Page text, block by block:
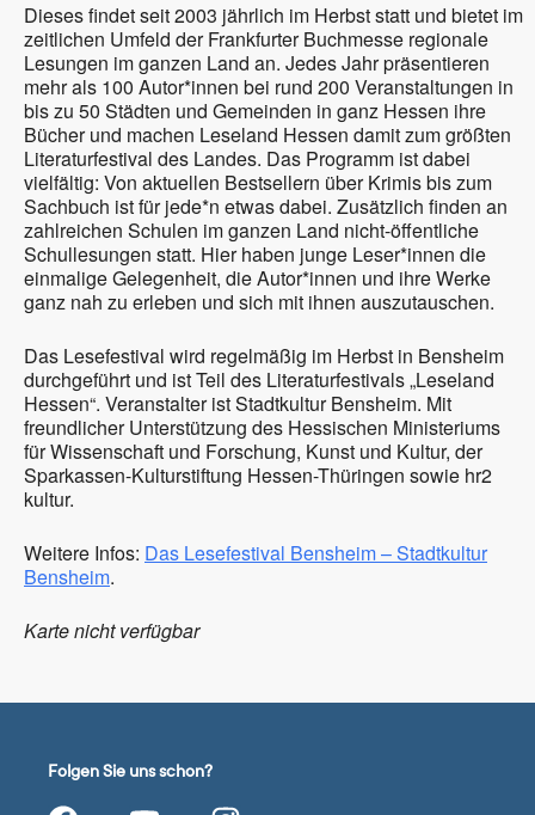
Dieses findet seit 2003 jährlich im Herbst statt und bietet im
zeitlichen Umfeld der Frankfurter Buchmesse regionale
Lesungen im ganzen Land an. Jedes Jahr präsentieren
mehr als 100 Autor*innen bei rund 200 Veranstaltungen in
bis zu 50 Städten und Gemeinden in ganz Hessen ihre
Bücher und machen Leseland Hessen damit zum größten
Literaturfestival des Landes. Das Programm ist dabei
vielfältig: Von aktuellen Bestsellern über Krimis bis zum
Sachbuch ist für jede*n etwas dabei. Zusätzlich finden an
zahlreichen Schulen im ganzen Land nicht-öffentliche
Schullesungen statt. Hier haben junge Leser*innen die
einmalige Gelegenheit, die Autor*innen und ihre Werke
ganz nah zu erleben und sich mit ihnen auszutauschen.
Das Lesefestival wird regelmäßig im Herbst in Bensheim
durchgeführt und ist Teil des Literaturfestivals „Leseland
Hessen“. Veranstalter ist Stadtkultur Bensheim. Mit
freundlicher Unterstützung des Hessischen Ministeriums
für Wissenschaft und Forschung, Kunst und Kultur, der
Sparkassen-Kulturstiftung Hessen-Thüringen sowie hr2
kultur.
Weitere Infos: Das Lesefestival Bensheim – Stadtkultur
Bensheim.
Karte nicht verfügbar
Folgen Sie uns schon?